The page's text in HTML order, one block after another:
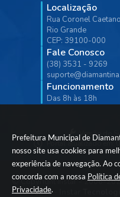
Prefeitura Municipal de
nosso site usa cookies para
experiência de navegação. Ao
concorda com a nossa Política
Privacidade.
Localização
Rua Coronel
Rio Grande
CEP: 39100-000
Fale Conosco
(38) 3531 - 9269
Funcionamento
Das 8h às 18h
Versão do
Portal atualizado em:
© Copyright Instar - 2006-
reservados -